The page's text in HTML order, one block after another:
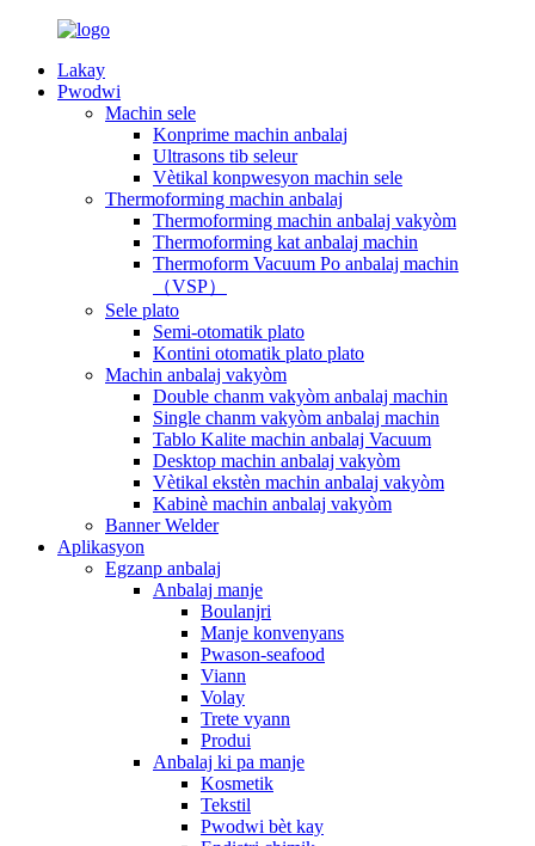
Lakay
Pwodwi
Machin sele
Konprime machin anbalaj
Ultrasons tib seleur
Vètikal konpwesyon machin sele
Thermoforming machin anbalaj
Thermoforming machin anbalaj vakyòm
Thermoforming kat anbalaj machin
Thermoform Vacuum Po anbalaj machin
（VSP）
Sele plato
Semi-otomatik plato
Kontini otomatik plato plato
Machin anbalaj vakyòm
Double chanm vakyòm anbalaj machin
Single chanm vakyòm anbalaj machin
Tablo Kalite machin anbalaj Vacuum
Desktop machin anbalaj vakyòm
Vètikal ekstèn machin anbalaj vakyòm
Kabinè machin anbalaj vakyòm
Banner Welder
Aplikasyon
Egzanp anbalaj
Anbalaj manje
Boulanjri
Manje konvenyans
Pwason-seafood
Viann
Volay
Trete vyann
Produi
Anbalaj ki pa manje
Kosmetik
Tekstil
Pwodwi bèt kay